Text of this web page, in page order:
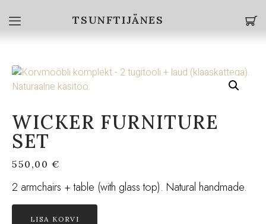
TSUNFTIJÄNES
WICKER FURNITURE
SET
550,00€
2 armchairs + table (with glass top). Natural handmade.
LISA KORVI